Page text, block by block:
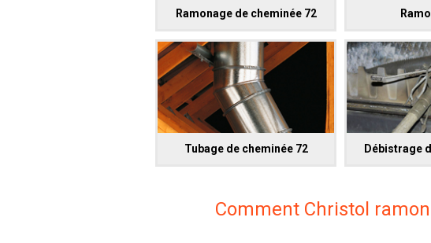
Ramonage de cheminée 72
Tubage de cheminée 72 Débistrage
Comment Christol